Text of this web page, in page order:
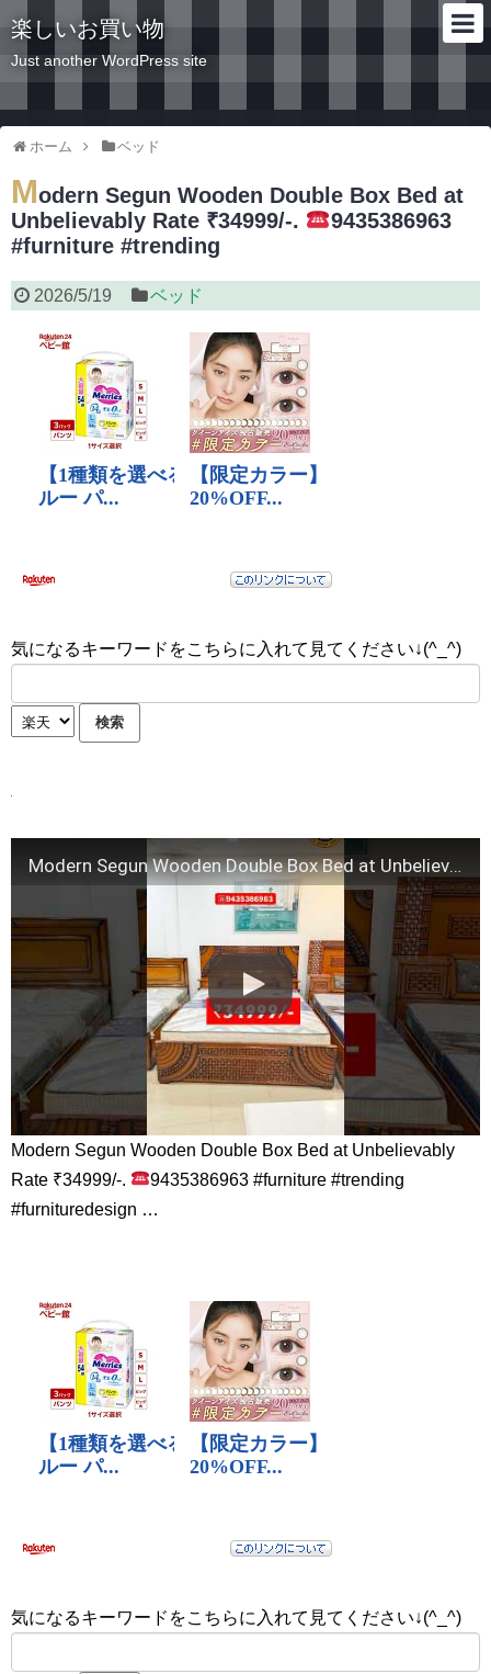
楽しいお買い物
Just another WordPress site
ホーム ベッド
Modern Segun Wooden Double Box Bed at
Unbelievably Rate ₹34999/-.
9435386963
#furniture #trending
2026/5/19 ベッド
気になるキーワードをこちらに入れて見てください↓(^_^)
Modern Segun Wooden Double Box Bed at Unbelievably Rate ₹34999/-.
Modern Segun Wooden Double Box Bed at Unbelievably
Rate ₹34999/-.
9435386963 #furniture #trending
#furnituredesign …
気になるキーワードをこちらに入れて見てください↓(^_^)